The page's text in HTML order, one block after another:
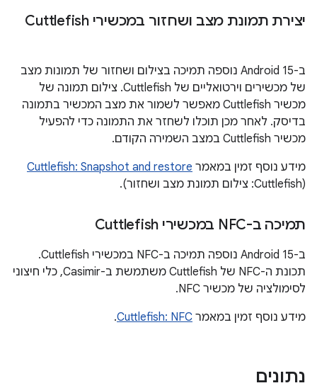
יצירת תמונת מצב ושחזור במכשירי Cuttlefish
ב-Android 15 נוספה תמיכה בצילום ושחזור של תמונות מצב
של מכשירים וירטואליים של Cuttlefish. צילום תמונה של
מכשיר Cuttlefish מאפשר לשמור את מצב המכשיר בתמונה
בדיסק. לאחר מכן תוכלו לשחזר את התמונה כדי להפעיל
מכשיר Cuttlefish במצב השמירה הקודם.
מידע נוסף זמין במאמר Cuttlefish: Snapshot and restore
(Cuttlefish: צילום תמונת מצב ושחזור).
תמיכה ב-NFC במכשירי Cuttlefish
ב-Android 15 נוספה תמיכה ב-NFC במכשירי Cuttlefish.
תכונת ה-NFC של Cuttlefish משתמשת ב-Casimir, כלי חיצוני
לסימולציה של מכשיר NFC.
מידע נוסף זמין במאמר Cuttlefish: NFC
.
נתונים